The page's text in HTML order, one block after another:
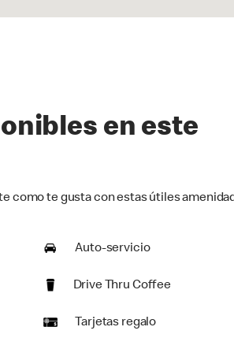
en este
como te gusta con estas útiles
Auto-servicio
Drive Thru Coffee
Tarjetas regalo